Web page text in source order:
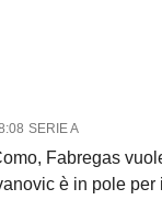
SERIE A
Fabregas
è in pole